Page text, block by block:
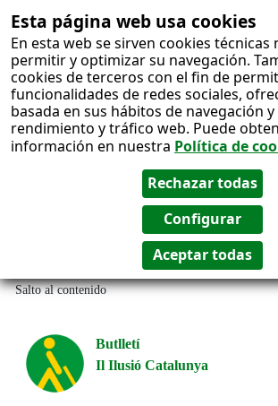
Esta página web usa cookies
En esta web se sirven cookies técnicas
permitir y optimizar su navegación.
cookies de terceros con el fin de
funcionalidades de redes sociales,
basada en sus hábitos de navegación
rendimiento y tráfico web. Puede
información en nuestra Política de
Salto al contenido
Butlletí
Il Ilusió Catalunya